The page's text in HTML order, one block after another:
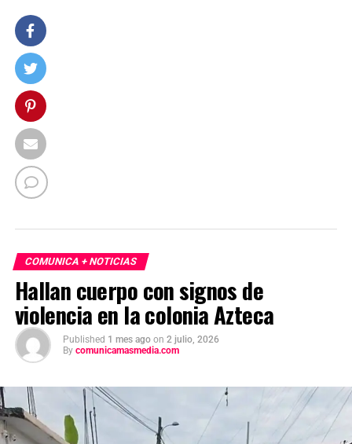
COMUNICA + NOTICIAS
Hallan cuerpo con signos de
violencia en la colonia Azteca
Published 1 mes ago on 2 julio, 2026
By comunicamasmedia.com